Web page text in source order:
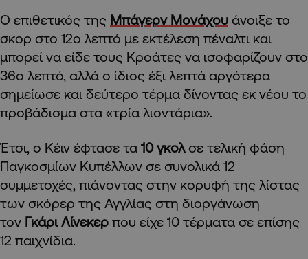
Ο επιθετικός της Μπάγερν Μονάχου άνοιξε το
σκορ στο 12ο λεπτό με εκτέλεση πέναλτι και
μπορεί να είδε τους Κροάτες να ισοφαρίζουν στο
36ο λεπτό, αλλά ο ίδιος έξι λεπτά αργότερα
σημείωσε και δεύτερο τέρμα δίνοντας εκ νέου το
προβάδισμα στα «τρία λιοντάρια».
Έτσι, ο Κέιν έφτασε τα 10 γκολσε τελική φάση
Παγκοσμίων Κυπέλλων σε συνολικά 12
συμμετοχές, πιάνοντας στην κορυφή της λίστας
των σκόρερ της Αγγλίας στη διοργάνωση
τον Γκάρι Λίνεκερ που είχε 10 τέρματα σε επίσης
12 παιχνίδια.